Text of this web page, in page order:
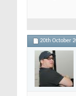
20th October